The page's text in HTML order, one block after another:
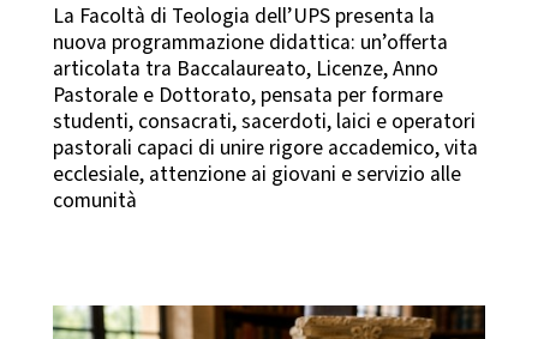
La Facoltà di Teologia dell’UPS presenta la
nuova programmazione didattica: un’offerta
articolata tra Baccalaureato, Licenze, Anno
Pastorale e Dottorato, pensata per formare
studenti, consacrati, sacerdoti, laici e operatori
pastorali capaci di unire rigore accademico, vita
ecclesiale, attenzione ai giovani e servizio alle
comunità